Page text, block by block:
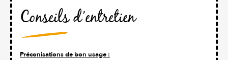
Conseils d’entretien
Préconisations de bon usage :